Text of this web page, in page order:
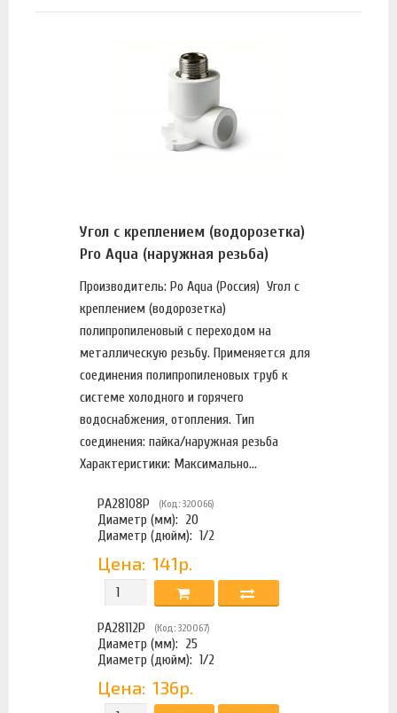
Угол с креплением (водорозетка)
Pro Aqua (наружная резьба)
Производитель: Po Aqua (Россия) Угол с
креплением (водорозетка)
полипропиленовый с переходом на
металлическую резьбу. Применяется для
соединения полипропиленовых труб к
системе холодного и горячего
водоснабжения, отопления. Тип
соединения: пайка/наружная резьба
Характеристики: Максимально...
PA28108P (Код: 320066)
Диаметр (мм): 20
Диаметр (дюйм): 1/2
Цена: 141р.
PA28112P (Код: 320067)
Диаметр (мм): 25
Диаметр (дюйм): 1/2
Цена: 136р.